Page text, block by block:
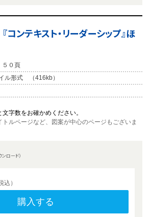
コンテキスト・リーダーシップ』ほ
０頁
ル形式 （416kb）
字数をお確かめください。
トルページなど、図案が中心のページもございま
ンロード）
込）
購入する